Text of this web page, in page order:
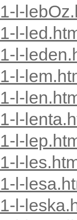
l-
l-
l-
l-
l-
l-
l-
l-
l-
l-